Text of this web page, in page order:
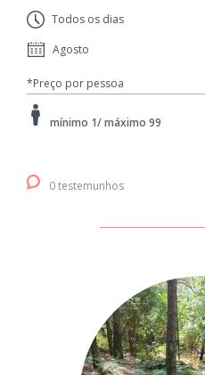
Todos os dias
Agosto
*Preço por pessoa
mínimo 1/ máximo 99
0 testemunhos